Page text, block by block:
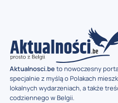
Aktualnosci.beto nowoczesny
specjalnie z myślą o Polakach
lokalnych wydarzeniach, a także
codziennego w Belgii.